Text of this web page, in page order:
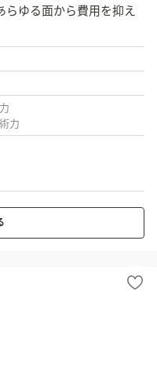
らゆる面から費用を抑え
力